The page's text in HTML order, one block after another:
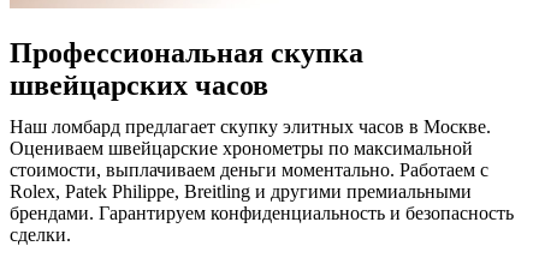
Профессиональная скупка
швейцарских часов
Наш ломбард предлагает скупку элитных часов в Москве.
Оцениваем швейцарские хронометры по максимальной
стоимости, выплачиваем деньги моментально. Работаем с
Rolex, Patek Philippe, Breitling и другими премиальными
брендами. Гарантируем конфиденциальность и безопасность
сделки.